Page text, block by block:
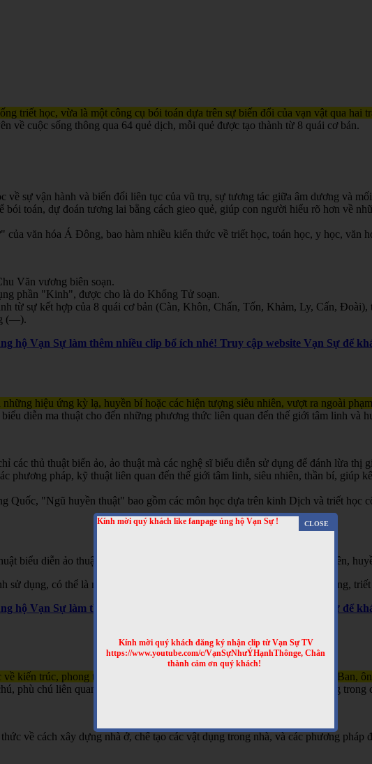
Kính mời quý khách like fanpage ủng hộ Vạn Sự !
Kính mời quý khách đăng ký nhận clip từ Vạn Sự TV
https://www.youtube.com/c/VạnSựNhưÝHạnhThônge, Chân
thành cảm ơn quý khách!
triết học, vừa là một công cụ bói toán dựa trên sự biến đổi của vạn vật qua hai
về cuộc sống thông qua 64 quẻ dịch, mỗi quẻ được tạo thành từ 8 quái cơ bản.
về sự vận hành và biến đổi liên tục của vũ trụ, sự tương tác giữa âm dương và
bói toán, dự đoán tương lai bằng cách gieo quẻ, giúp con người hiểu rõ hơn về
văn hóa Á Đông, bao hàm nhiều kiến thức về triết học, toán học, y học, văn
Văn vương biên soạn.
phần "Kinh", được cho là do Khổng Tử soạn.
từ sự kết hợp của 8 quái cơ bản (Càn, Khôn, Chấn, Tốn, Khảm, Ly, Cấn,
(—).
hộ Vạn Sự làm thêm nhiều clip bổ ích nhé! Truy cập website Vạn Sự để
hiệu ứng kỳ lạ, huyền bí hoặc các hiện tượng siêu nhiên, vượt ra ngoài
diễn ma thuật cho đến những phương thức liên quan đến thế giới tâm linh và
các thủ thuật biến ảo, ảo thuật mà các nghệ sĩ biểu diễn sử dụng để đánh lừa thị
phương pháp, kỹ thuật liên quan đến thế giới tâm linh, siêu nhiên, thần bí, giúp
Quốc, "Ngũ huyền thuật" bao gồm các môn học dựa trên kinh Dịch và triết học
biểu diễn ảo thuật, hai là phương pháp giải thích các hiện tượng siêu nhiên,
sử dụng, có thể là một hình thức giải trí hoặc là một phần của các tín ngưỡng,
hộ Vạn Sự làm thêm nhiều clip bổ ích nhé! Truy cập website Vạn Sự để
về kiến trúc, phong thủy và kỹ thuật xây dựng, gắn liền với tên tuổi của Lỗ Ban,
phù chú liên quan đến việc xây nhà, làm đồ đạc, và đôi khi được sử dụng
về cách xây dựng nhà ở, chế tạo các vật dụng trong nhà, và các phương